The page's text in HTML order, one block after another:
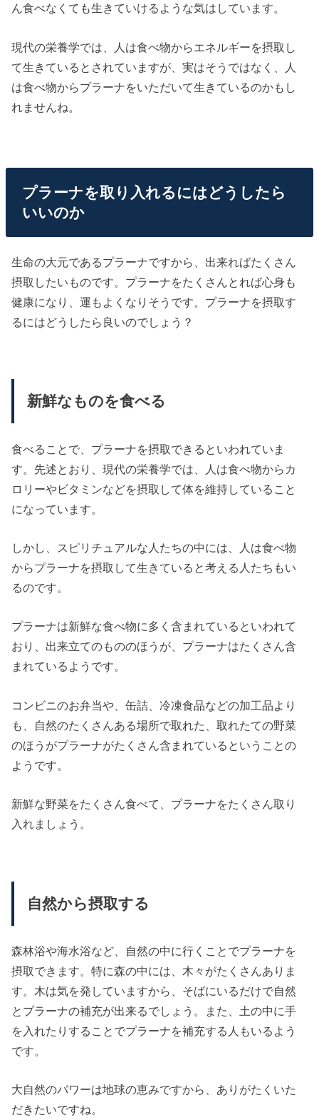
ん食べなくても生きていけるような気はしています。
現代の栄養学では、人は食べ物からエネルギーを摂取し
て生きているとされていますが、実はそうではなく、人
は食べ物からプラーナをいただいて生きているのかもし
れませんね。
プラーナを取り入れるにはどうしたら
いいのか
生命の大元であるプラーナですから、出来ればたくさん
摂取したいものです。プラーナをたくさんとれば心身も
健康になり、運もよくなりそうです。プラーナを摂取す
るにはどうしたら良いのでしょう？
新鮮なものを食べる
食べることで、プラーナを摂取できるといわれていま
す。先述とおり、現代の栄養学では、人は食べ物からカ
ロリーやビタミンなどを摂取して体を維持していること
になっています。
しかし、スピリチュアルな人たちの中には、人は食べ物
からプラーナを摂取して生きていると考える人たちもい
るのです。
プラーナは新鮮な食べ物に多く含まれているといわれて
おり、出来立てのもののほうが、プラーナはたくさん含
まれているようです。
コンビニのお弁当や、缶詰、冷凍食品などの加工品より
も、自然のたくさんある場所で取れた、取れたての野菜
のほうがプラーナがたくさん含まれているということの
ようです。
新鮮な野菜をたくさん食べて、プラーナをたくさん取り
入れましょう。
自然から摂取する
森林浴や海水浴など、自然の中に行くことでプラーナを
摂取できます。特に森の中には、木々がたくさんありま
す。木は気を発していますから、そばにいるだけで自然
とプラーナの補充が出来るでしょう。また、土の中に手
を入れたりすることでプラーナを補充する人もいるよう
です。
大自然のパワーは地球の恵みですから、ありがたくいた
だきたいですね。